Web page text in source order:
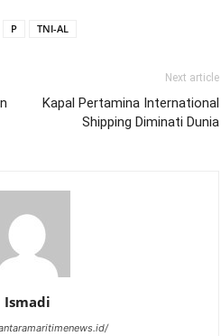
P TNI-AL
Next article
Kapal Pertamina International
Shipping Diminati Dunia
Ismadi